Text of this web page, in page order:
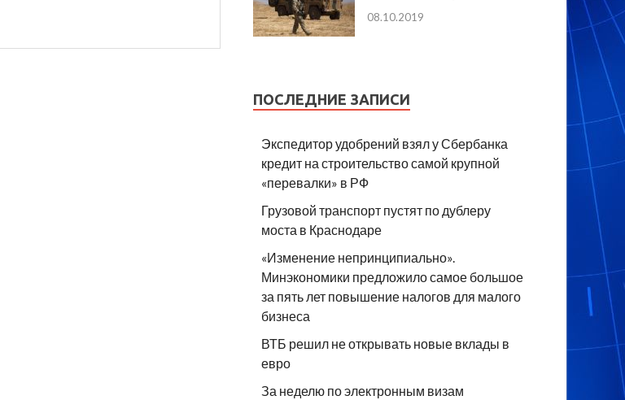
08.10.2019
ПОСЛЕДНИЕ ЗАПИСИ
Экспедитор удобрений взял у Сбербанка
кредит на строительство самой крупной
«перевалки» в РФ
Грузовой транспорт пустят по дублеру
моста в Краснодаре
«Изменение непринципиально».
Минэкономики предложило самое большое
за пять лет повышение налогов для малого
бизнеса
ВТБ решил не открывать новые вклады в
евро
За неделю по электронным визам